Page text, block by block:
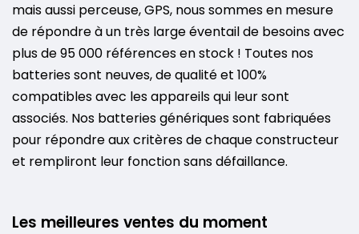
mais aussi perceuse, GPS, nous sommes en mesure
de répondre à un très large éventail de besoins avec
plus de 95 000 références en stock ! Toutes nos
batteries sont neuves, de qualité et 100%
compatibles avec les appareils qui leur sont
associés. Nos batteries génériques sont fabriquées
pour répondre aux critères de chaque constructeur
et rempliront leur fonction sans défaillance.
Les meilleures ventes du moment